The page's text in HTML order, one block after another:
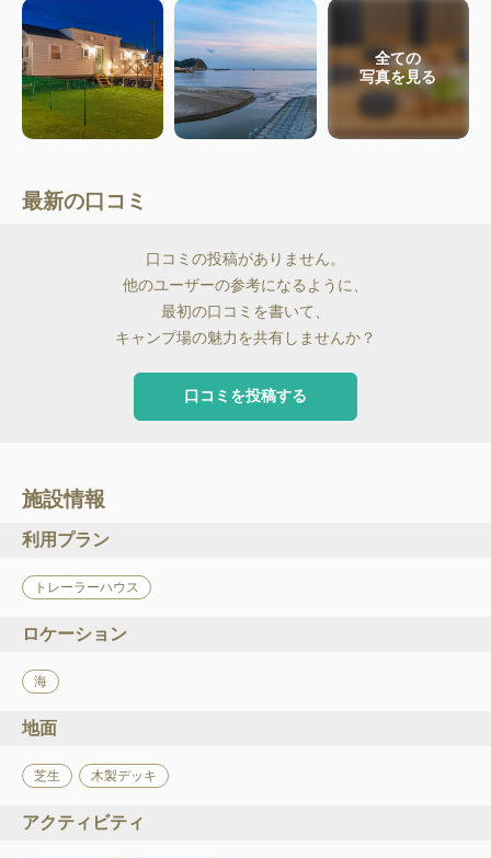
全ての
写真を見る
最新の口コミ
口コミの投稿がありません。
他のユーザーの参考になるように、
最初の口コミを書いて、
キャンプ場の魅力を共有しませんか？
口コミを投稿する
施設情報
利用プラン
トレーラーハウス
ロケーション
海
地面
芝生 木製デッキ
アクティビティ